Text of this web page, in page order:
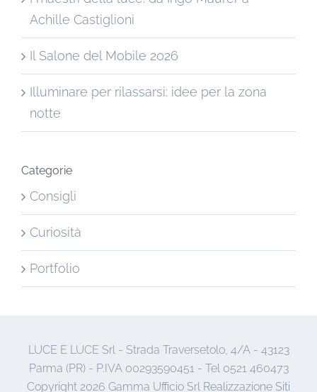
Achille Castiglioni
Il Salone del Mobile 2026
Illuminare per rilassarsi: idee per la zona
notte
Categorie
Consigli
Curiosità
Portfolio
LUCE E LUCE Srl - Strada Traversetolo, 4/A - 43123
Parma (PR) - P.IVA 00293590451 - Tel 0521 460473
Copyright 2026 Gamma Ufficio Srl Realizzazione Siti